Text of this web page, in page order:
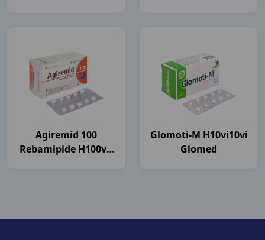
Agiremid 100
Rebamipide H100vn
Glomoti-M H10vi10vi
Glomed